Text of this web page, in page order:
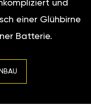
und
einer Glühbirne
Batterie.